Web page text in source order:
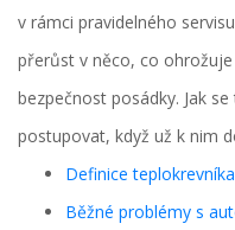
v rámci pravidelného
přerůst v něco, co
bezpečnost posádky. Jak
postupovat, když už k nim
Definice
Běžné problémy s